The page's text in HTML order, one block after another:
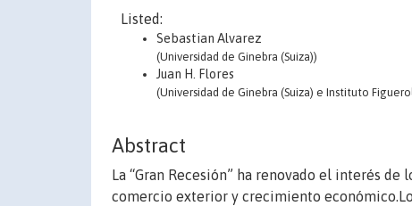
Listed:
Sebastian Alvarez
(Universidad de Ginebra (Suiza))
Juan H. Flores
(Universidad de Ginebra (Suiza) e Instituto
Abstract
La “Gran Recesión” ha renovado el interés
comercio exterior y crecimiento